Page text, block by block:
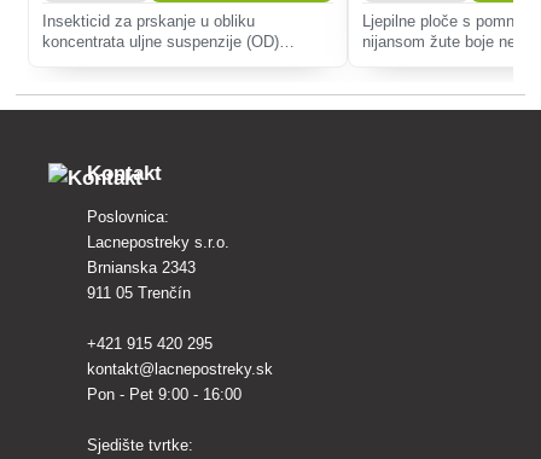
u vidu zalijevanja preparatom
Previcur 607 SL. Na 1 m2 unosi
Insekticid za prskanje u obliku
koncentrata uljne suspenzije (OD)
Ljepilne ploče s pomno
nijansom žute boje
Kontakt
Poslovnica:
Lacnepostreky s.r.o.
Brnianska 2343
911 05 Trenčín
+421 915 420 295
kontakt@lacnepostreky.sk
Pon - Pet 9:00 - 16:00
Sjedište tvrtke: